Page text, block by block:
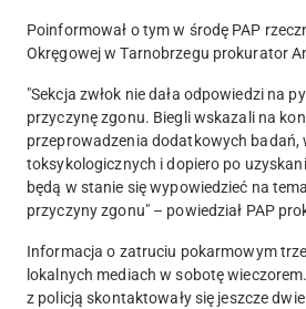
Poinformował o tym w środę PAP
Okręgowej w Tarnobrzegu prokurator
"Sekcja zwłok nie dała odpowiedzi na
przyczynę zgonu. Biegli wskazali na
przeprowadzenia dodatkowych badań,
toksykologicznych i dopiero po
będą w stanie się wypowiedzieć na
przyczyny zgonu" – powiedział PAP
Informacja o zatruciu pokarmowym
lokalnych mediach w sobotę wieczorem
z policją skontaktowały się jeszcze